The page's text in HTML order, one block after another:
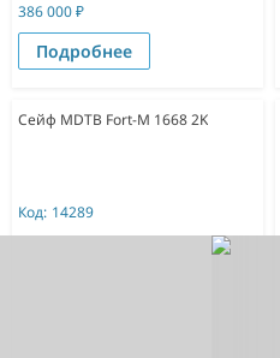
386 000₽
Подробнее
Сейф MDTB Fort-M 1668 2K
Код: 14289